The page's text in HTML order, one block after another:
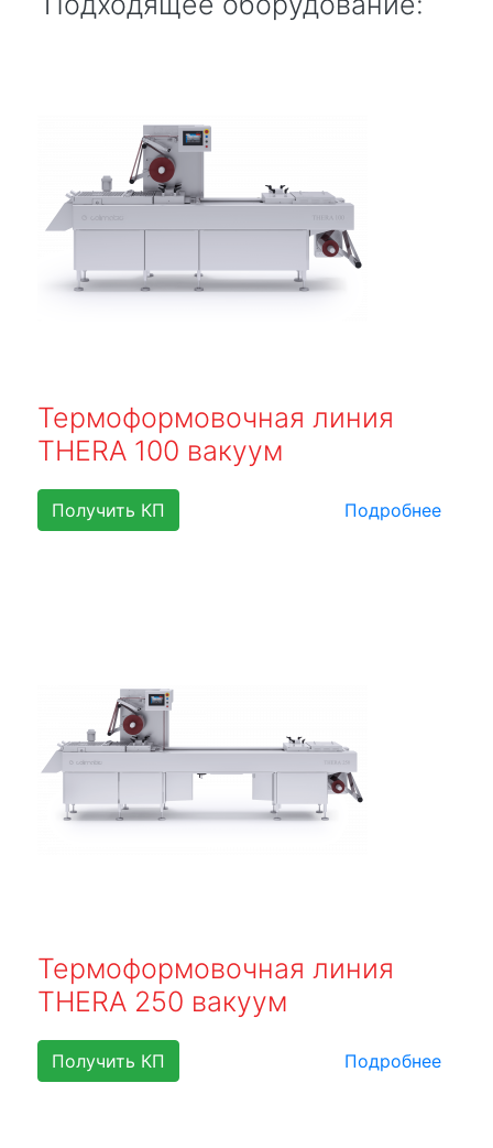
Термоформовочная линия
THERA 100 вакуум
Получить КП Подробнее
Термоформовочная линия
THERA 250 вакуум
Получить КП Подробнее